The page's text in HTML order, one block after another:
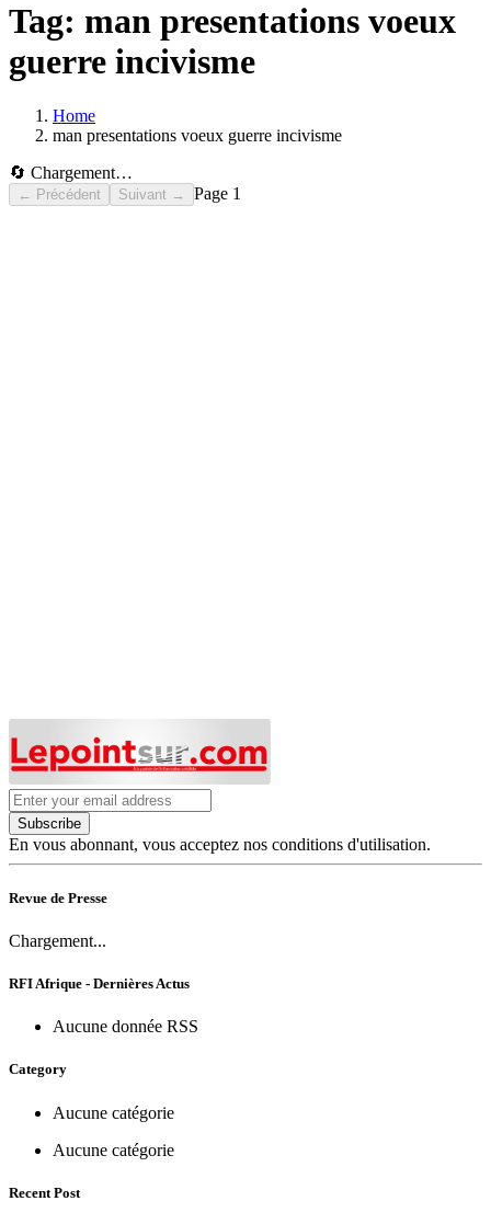
Tag: man presentations voeux
guerre incivisme
Home
man presentations voeux guerre incivisme
🔄 Chargement…
← Précédent Suivant → Page 1
Subscribe
En vous abonnant, vous acceptez nos conditions d'utilisation.
Revue de Presse
Chargement...
RFI Afrique - Dernières Actus
Aucune donnée RSS
Category
Aucune catégorie
Aucune catégorie
Recent Post